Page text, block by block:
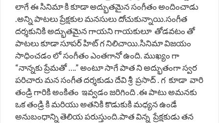
లాగే ఈ సినిమా కి కూడా అద్భుతమైన సంగీతం అందించాడు
.అన్ని పాటలు ప్రేక్షకుల మనసులు దోచుకున్నాయి.సంగీత
దర్శకునికి అద్భుతమైన గాయని గాయకులూ తోడవటం తో
పాటలు కూడా సూపర్ హిట్ గ నిలిచాయి.సినిమా విజయం
సాధించడం లో సంగీతం ఎంతగానో ఉంది. ముఖ్యం గా
“నాన్నకు ప్రేమతో ….” అంటూ సాగే పాత ని అద్భుతంగా స్వర
పరిచారు మన సంగీత దర్శకుడు దేవి శ్రీ ప్రసాద్ . గ కూడా వారి
తండ్రి గారికి అంకితం ఇవ్వడం జరిగింది .ఈ పాటు అమనకు
ఒక తండ్రి కి మరియు అతనికి కొడుకుకి మధ్యన ఉండే
అనుబంధాన్ని తెలియ పరుస్తుంది.పాత విన్న ప్రేక్షకుడు తన